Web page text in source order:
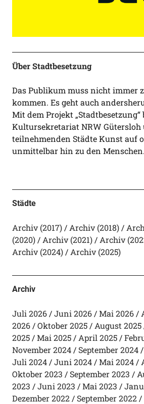
Über Stadtbesetzung
Das Publikum muss nicht immer
kommen. Es geht auch
Mit dem Projekt
Kultursekretariat NRW Gütersloh
teilnehmenden Städte Kunst auf
unmittelbar hin zu den Menschen.
Städte
Archiv (2017) Archiv (2018)
(2020)
Archiv (2021) Archiv
Archiv (2024)
Archiv (2025)
Archiv
Juli 2026 Juni 2026 Mai 2026
2026
Oktober 2025 August 2025
2025
Mai 2025 April 2025
November 2024
September 2024
Juli 2024
Juni 2024 Mai 2024
Oktober 2023
September 2023
2023
Juni 2023 Mai 2023
Dezember 2022
September 2022